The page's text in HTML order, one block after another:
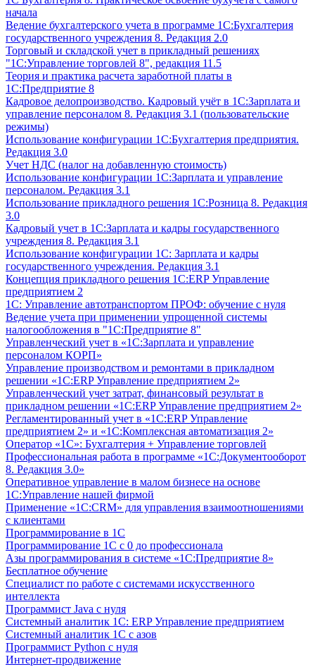
начала
Ведение бухгалтерского учета в программе 1С:Бухгалтерия
государственного учреждения 8. Редакция 2.0
Торговый и складской учет в прикладный решениях
"1С:Управление торговлей 8", редакция 11.5
Теория и практика расчета заработной платы в
1С:Предприятие 8
Кадровое делопроизводство. Кадровый учёт в 1С:Зарплата и
управление персоналом 8. Редакция 3.1 (пользовательские
режимы)
Использование конфигурации 1С:Бухгалтерия предприятия.
Редакция 3.0
Учет НДС (налог на добавленную стоимость)
Использование конфигурации 1С:Зарплата и управление
персоналом. Редакция 3.1
Использование прикладного решения 1С:Розница 8. Редакция
3.0
Кадровый учет в 1С:Зарплата и кадры государственного
учреждения 8. Редакция 3.1
Использование конфигурации ‎1С: Зарплата и кадры
государственного учреждения. Редакция 3.1
Концепция прикладного решения 1С:ERP Управление
предприятием 2
1С: Управление автотранспортом ПРОФ: обучение с нуля
Ведение учета при применении упрощенной системы
налогообложения в "1С:Предприятие 8"
Управленческий учет в «1C:Зарплата и управление
персоналом КОРП»
Управление производством и ремонтами в прикладном
решении «1С:ERP Управление предприятием 2»
Управленческий учет затрат, финансовый результат в
прикладном решении «1С:ERP Управление предприятием 2»
Регламентированный учет в «1С:ERP Управление
предприятием 2» и «1С:Комплексная автоматизация 2»
Оператор «1С»: Бухгалтерия + Управление торговлей
Профессиональная работа в программе «1С:Документооборот
8. Редакция 3.0»
Оперативное управление в малом бизнесе на основе
1С:Управление нашей фирмой
Применение «1С:CRM» для управления взаимоотношениями
с клиентами
Программирование в 1С
Программирование 1С с 0 до профессионала
Азы программирования в системе «1С:Предприятие 8»
Бесплатное обучение
Специалист по работе с системами искусственного
интеллекта
Программист Java с нуля
Системный аналитик 1С: ERP Управление предприятием
Системный аналитик 1С с азов
Программист Python с нуля
Интернет-продвижение